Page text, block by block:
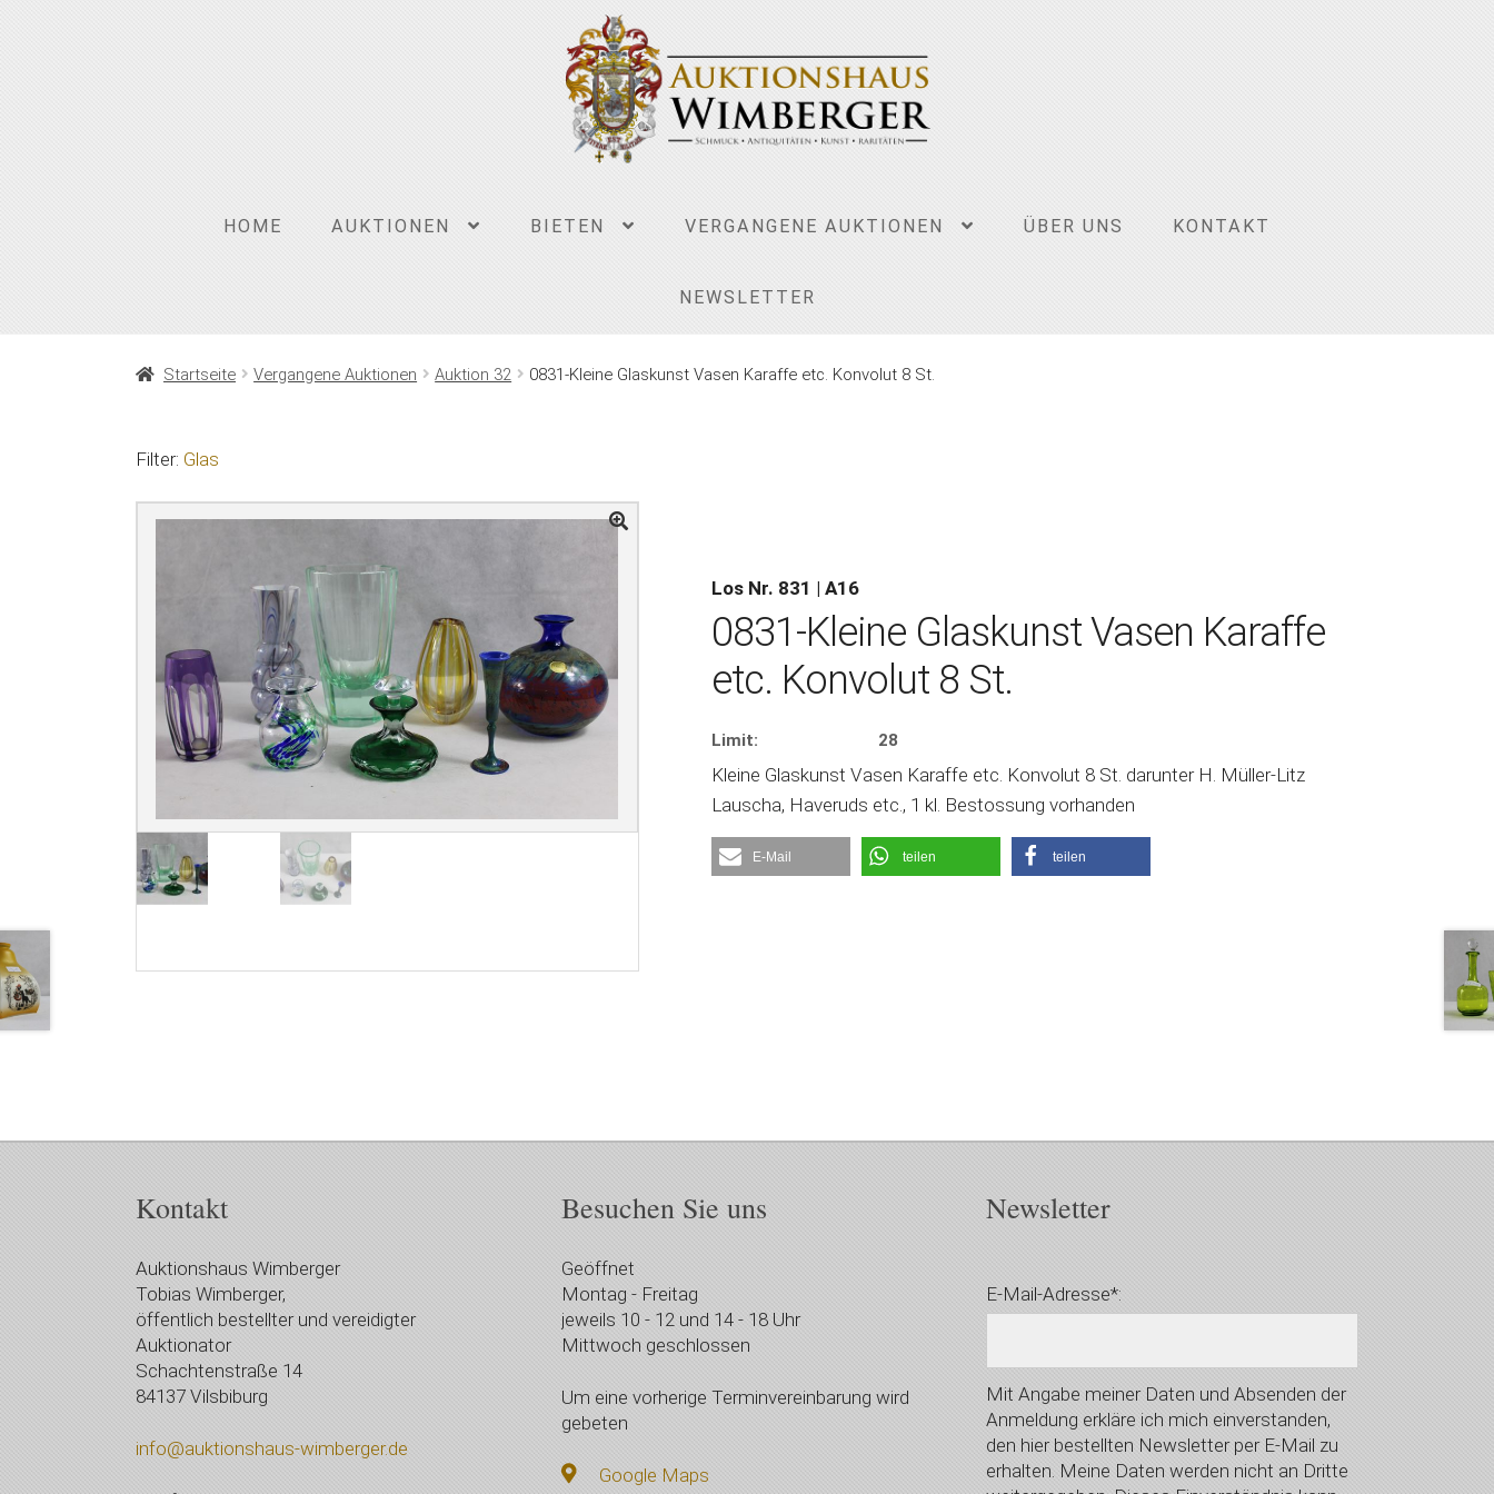
HOME AUKTIONEN BIETEN VERGANGENE AUKTIONEN ÜBER UNS KONTAKT
NEWSLETTER
Startseite Vergangene Auktionen Auktion 32 0831-Kleine Glaskunst Vasen Karaffe etc. Konvolut 8 St.
Filter: Glas
Los Nr. 831 | A16
0831-Kleine Glaskunst Vasen Karaffe
etc. Konvolut 8 St.
Limit: 28
Kleine Glaskunst Vasen Karaffe etc. Konvolut 8 St. darunter H. Müller-Litz
Lauscha, Haveruds etc., 1 kl. Bestossung vorhanden
E-Mail teilen teilen
Kontakt
Auktionshaus Wimberger
Tobias Wimberger,
öffentlich bestellter und vereidigter
Auktionator
Schachtenstraße 14
84137 Vilsbiburg
info@auktionshaus-wimberger.de
Besuchen Sie uns
Geöffnet
Montag - Freitag
jeweils 10 - 12 und 14 - 18 Uhr
Mittwoch geschlossen
Um eine vorherige Terminvereinbarung wird
gebeten
Google Maps
Newsletter
E-Mail-Adresse*:
Mit Angabe meiner Daten und Absenden der
Anmeldung erkläre ich mich einverstanden,
den hier bestellten Newsletter per E-Mail zu
erhalten. Meine Daten werden nicht an Dritte